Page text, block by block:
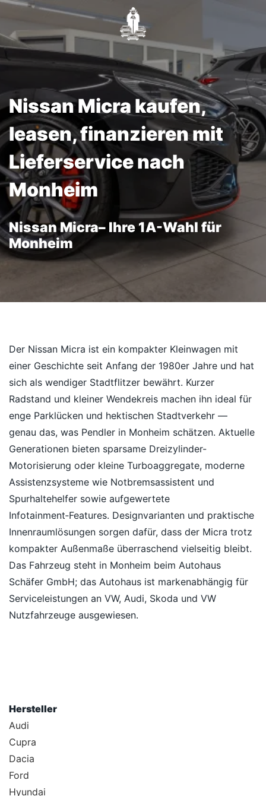
Nissan Micra kaufen,
leasen, finanzieren mit
Lieferservice nach
Monheim
Nissan Micra– Ihre 1A-Wahl für
Monheim
Der Nissan Micra ist ein kompakter Kleinwagen mit
einer Geschichte seit Anfang der 1980er Jahre und hat
sich als wendiger Stadtflitzer bewährt. Kurzer
Radstand und kleiner Wendekreis machen ihn ideal für
enge Parklücken und hektischen Stadtverkehr —
genau das, was Pendler in Monheim schätzen. Aktuelle
Generationen bieten sparsame Dreizylinder-
Motorisierung oder kleine Turboaggregate, moderne
Assistenzsysteme wie Notbremsassistent und
Spurhaltehelfer sowie aufgewertete
Infotainment‑Features. Designvarianten und praktische
Innenraumlösungen sorgen dafür, dass der Micra trotz
kompakter Außenmaße überraschend vielseitig bleibt.
Das Fahrzeug steht in Monheim beim Autohaus
Schäfer GmbH; das Autohaus ist markenabhängig für
Serviceleistungen an VW, Audi, Skoda und VW
Nutzfahrzeuge ausgewiesen.
Hersteller
Audi
Cupra
Dacia
Ford
Hyundai